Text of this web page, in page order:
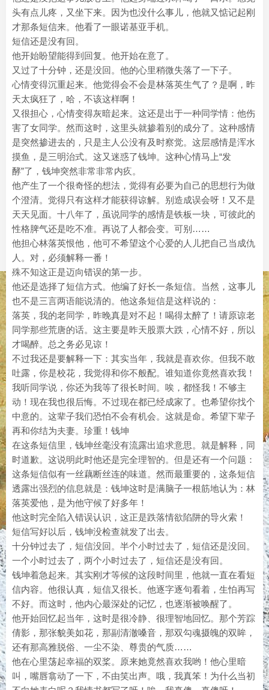
头有点儿疼，又坐下来。因为也没什么事儿，他就又惦记起刚
才那条短信来。他看了一眼诺基亚手机。
短信还是没有回。
他开始盼望能得到回复。他开始在意了。
又过了十分钟，还是没回。他的心里稍微失落了一下子。
心情变得沉重起来。他觉得会不会是林落英生气了？是啊，昨
天太疯狂了，哈，不该这样啊！
又很担心，心情变得灰暗起来。这还是出于一种同学情：他伤
害了女同学。然而这时，这里头就掺着别的成分了。这种感情
是突然掺进去的，只是主人公没有及时察觉。这层感情是浑水
摸鱼，是三明治式。这又迷惑了钱坤。这种心情马上“发
酵”了，钱坤突然非常非常内疚。
他产生了一个很奇怪的想法，觉得有必要为自己的思想行为做
个澄清。觉得只有这样才能获得谅解。别造成误会呀！又不是
天天见面。十八年了，虽说同学的感情是铁板一块，可彼此的
性格脾气还是吃不准。再说了人都会变。可别……
他担心林落英恨他，他可不希望这个心爱的人儿把自己当成仇
人。对，必须解释一番！
殊不知这正是迈向错误的第一步。
他还是选择了短信方式。他编了好长一条短信。当然，这事儿
也不是三言两语能说清的。他这条短信是这样说的：
落英，我的老同学，昨晚真是对不起！喝得太醉了！请原谅老
同学那些荒唐的话。这主要是昨天股票大跌，心情不好，所以
才喝醉。总之务必见谅！
不过我还是要解释一下：其实当年，我就是喜欢你。但我不敢
吐露，你是校花，我觉得和你不般配。谁知道你竟然喜欢我！
我听同学说，你还为我等了很长时间。唉，都怪我！不够主
动！现在我也很后悔。不过现在都已经成家了。也希望你找个
中意的。这辈子我们恐怕不会有机会。这就是命。希望下辈子
再和你结为夫妻。珍重！钱坤
在这条短信里，钱坤丝毫没有流露出追求意思。就是解释，同
时道歉。这说明此时他还是完全理智的。但是还有一个问题：
这条短信似有一丝藕断丝连的味道。然而最重要的，这条短信
透露出强烈的信息就是：钱坤这时是满脑子一根筋地认为：林
落英爱他，是为他守候了好多年！
他这时完全陷入错误认识，这正是跌落情欲陷阱的导火索！
短信写好以后，钱坤没检查就发了出去。
十分钟过去了，短信没回。半个小时过去了，短信还是没回。
一个小时过去了，两个小时过去了，短信还是没有回。
钱坤着急起来。其实刚才等候的这段时间里，他就一直在看短
信内容。他很认真，短信又很长。他逐字逐句看着，生怕再写
不好。而这时，他内心最深处的记忆，也逐渐被唤醒了。
他开始回忆起当年，这时是很冷静、很理智地回忆。那个芳踪
倩影，那张貌美如花，那副清澈嗓音，那双勾魂摄魄的双眸，
还有那高雅脱俗、一尘不染、尊贵的气质……
他在心里荡起幸福的双桨。原来她竟然喜欢我哟！他心里暗
叫，嘴唇翕动了一下，不由笑出声。哦，我真笨！为什么当初